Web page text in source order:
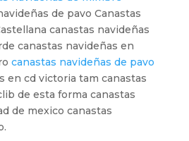
de pavo Canastas
canastas navideñas
canastas navideñas en
canastas navideñas de pavo
en cd victoria tam canastas
de esta forma canastas
de mexico canastas